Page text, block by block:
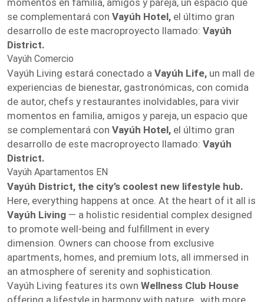
momentos en familia, amigos y pareja, un espacio que
se complementará con Vayúh Hotel, el último gran
desarrollo de este macroproyecto llamado: Vayúh
District.
Vayúh Comercio
Vayúh Living estará conectado a Vayúh Life, un mall de
experiencias de bienestar, gastronómicas, con comida
de autor, chefs y restaurantes inolvidables, para vivir
momentos en familia, amigos y pareja, un espacio que
se complementará con Vayúh Hotel, el último gran
desarrollo de este macroproyecto llamado: Vayúh
District.
Vayúh Apartamentos EN
Vayúh District, the city’s coolest new lifestyle hub.
Here, everything happens at once. At the heart of it all is
Vayúh Living — a holistic residential complex designed
to promote well-being and fulfillment in every
dimension. Owners can choose from exclusive
apartments, homes, and premium lots, all immersed in
an atmosphere of serenity and sophistication.
Vayúh Living features its own Wellness Club House
offering a lifestyle in harmony with nature, with more